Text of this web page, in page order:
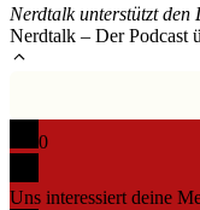
Nerdtalk unterstützt den
Nerdtalk – Der
0
Uns interessiert deine